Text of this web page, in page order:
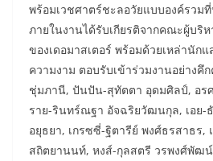
พร้อมเวชศาตร์ชะลอวัยแบบองค์รวม
ภายในงานได้รับเกียรติจากคณะผู้บริ
ของเดอมาสเตอร์ พร้อมด้วยเหล่านัก
ความงาม ตอบรับเข้าร่วมงานอย่างคึ
ชุ่มภานี, ปันปัน-สุทัตตา อุดมศิลป์, อร
ราย-รินทร์ณฐา อัจฉริยวัฒนกุล, เอย
อยุธยา, เกรซซี่-ฐิตารีย์ พงศ์ธรสาธ
สถิตยานนท์, หงส์-กุลสตรี วรพงศ์พัฒ